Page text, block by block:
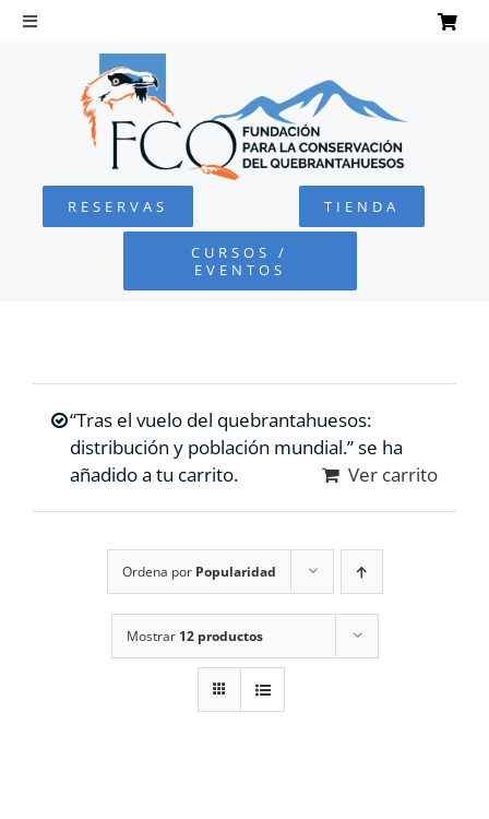
Saltar
Toggle
Navigation
QUEBRANTAHUESOS
FUNDACIÓN
COLABORA
RECURSOS
CONTACTO
RESERVAS TIENDA
CURSOS /
EVENTOS
“Tras el vuelo del quebrantahuesos:
distribución y población mundial.” se ha
añadido a tu carrito.
Ver carrito
Ordena por Popularidad
Mostrar 12 productos